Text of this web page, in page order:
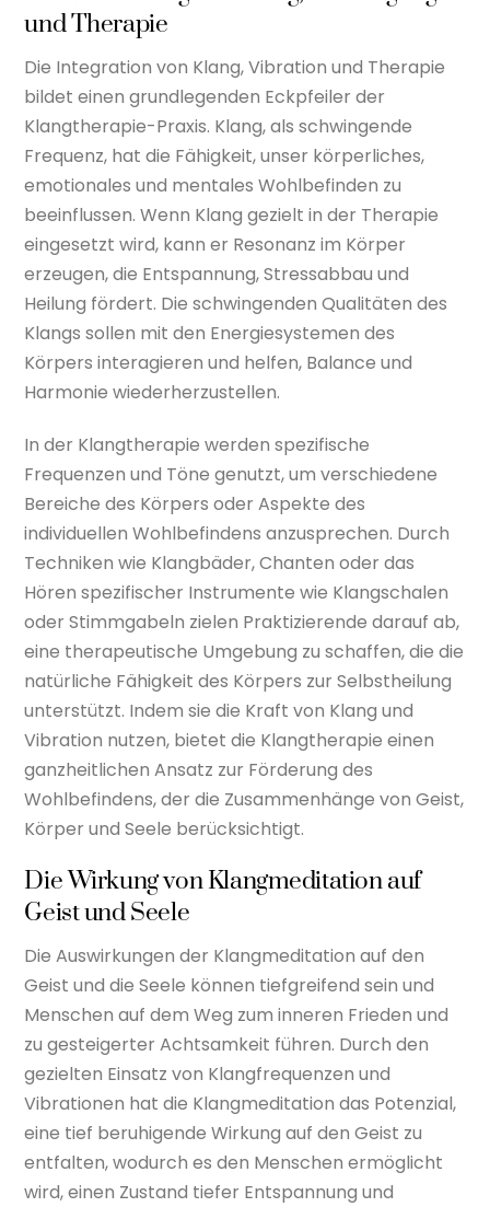
und Therapie
Die Integration von Klang, Vibration und Therapie
bildet einen grundlegenden Eckpfeiler der
Klangtherapie-Praxis. Klang, als schwingende
Frequenz, hat die Fähigkeit, unser körperliches,
emotionales und mentales Wohlbefinden zu
beeinflussen. Wenn Klang gezielt in der Therapie
eingesetzt wird, kann er Resonanz im Körper
erzeugen, die Entspannung, Stressabbau und
Heilung fördert. Die schwingenden Qualitäten des
Klangs sollen mit den Energiesystemen des
Körpers interagieren und helfen, Balance und
Harmonie wiederherzustellen.
In der Klangtherapie werden spezifische
Frequenzen und Töne genutzt, um verschiedene
Bereiche des Körpers oder Aspekte des
individuellen Wohlbefindens anzusprechen. Durch
Techniken wie Klangbäder, Chanten oder das
Hören spezifischer Instrumente wie Klangschalen
oder Stimmgabeln zielen Praktizierende darauf ab,
eine therapeutische Umgebung zu schaffen, die die
natürliche Fähigkeit des Körpers zur Selbstheilung
unterstützt. Indem sie die Kraft von Klang und
Vibration nutzen, bietet die Klangtherapie einen
ganzheitlichen Ansatz zur Förderung des
Wohlbefindens, der die Zusammenhänge von Geist,
Körper und Seele berücksichtigt.
Die Wirkung von Klangmeditation auf
Geist und Seele
Die Auswirkungen der Klangmeditation auf den
Geist und die Seele können tiefgreifend sein und
Menschen auf dem Weg zum inneren Frieden und
zu gesteigerter Achtsamkeit führen. Durch den
gezielten Einsatz von Klangfrequenzen und
Vibrationen hat die Klangmeditation das Potenzial,
eine tief beruhigende Wirkung auf den Geist zu
entfalten, wodurch es den Menschen ermöglicht
wird, einen Zustand tiefer Entspannung und